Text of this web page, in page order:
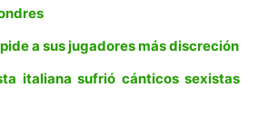
a sus jugadores más discreción
italiana sufrió cánticos sexistas